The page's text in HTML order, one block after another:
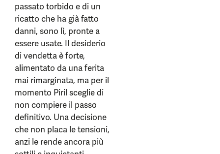
passato torbido e di un
ricatto che ha già fatto
danni, sono lì, pronte a
essere usate. Il desiderio
di vendetta è forte,
alimentato da una ferita
mai rimarginata, ma per il
momento Piril sceglie di
non compiere il passo
definitivo. Una decisione
che non placa le tensioni,
anzi le rende ancora più